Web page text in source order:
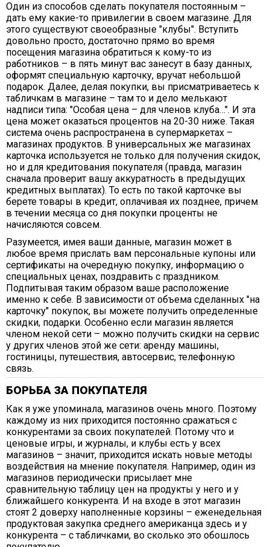
Один из способов сделать покупателя постоянным –
дать ему какие-то привилегии в своем магазине. Для
этого существуют своеобразные "клубы". Вступить
довольно просто, достаточно прямо во время
посещения магазина обратиться к кому-то из
работников – в пять минут вас занесут в базу данных,
оформят специальную карточку, вручат небольшой
подарок. Далее, делая покупки, вы присматриваетесь к
табличкам в магазине – там то и дело мелькают
надписи типа: "Особая цена – для членов клуба…". И эта
цена может оказаться процентов на 20-30 ниже. Такая
система очень распространена в супермаркетах –
магазинах продуктов. В универсальных же магазинах
карточка используется не только для получения скидок,
но и для кредитования покупателя (правда, магазин
сначала проверит вашу аккуратность в предыдущих
кредитных выплатах). То есть по такой карточке вы
берете товары в кредит, оплачивая их позднее, причем
в течении месяца со дня покупки проценты не
начисляются совсем.
Разумеется, имея ваши данные, магазин может в
любое время прислать вам персональные купоны или
сертификаты на очередную покупку, информацию о
специальных ценах, поздравить с праздником.
Подпитывая таким образом ваше расположение
именно к себе. В зависимости от объема сделанных "на
карточку" покупок, вы можете получить определенные
скидки, подарки. Особенно если магазин является
членом некой сети – можно получить скидки на сервис
у других членов этой же сети: аренду машины,
гостиницы, путешествия, автосервис, телефонную
связь.
БОРЬБА ЗА ПОКУПАТЕЛЯ
Как я уже упоминала, магазинов очень много. Поэтому
каждому из них приходится постоянно сражаться с
конкурентами за своих покупателей. Потому что и
ценовые игры, и журналы, и клубы есть у всех
магазинов – значит, приходится искать новые методы
воздействия на мнение покупателя. Например, один из
магазинов периодически присылает мне
сравнительную таблицу цен на продукты у него и у
ближайшего конкурента. И на входе в этот магазин
стоят 2 доверху наполненные корзины – еженедельная
продуктовая закупка среднего американца здесь и у
конкурента – с табличками, во сколько это обошлось